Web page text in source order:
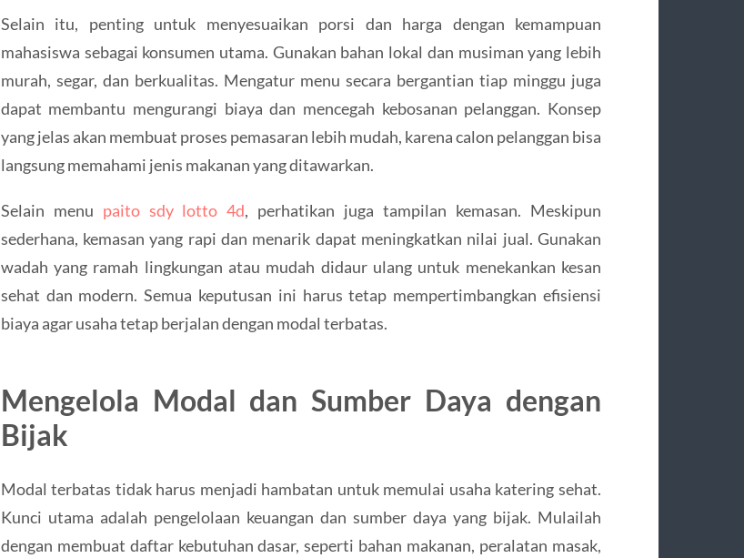
Selain itu, penting untuk menyesuaikan porsi dan harga dengan kemampuan
mahasiswa sebagai konsumen utama. Gunakan bahan lokal dan musiman yang lebih
murah, segar, dan berkualitas. Mengatur menu secara bergantian tiap minggu juga
dapat membantu mengurangi biaya dan mencegah kebosanan pelanggan. Konsep
yang jelas akan membuat proses pemasaran lebih mudah, karena calon pelanggan bisa
langsung memahami jenis makanan yang ditawarkan.
Selain menu paito sdy lotto 4d, perhatikan juga tampilan kemasan. Meskipun
sederhana, kemasan yang rapi dan menarik dapat meningkatkan nilai jual. Gunakan
wadah yang ramah lingkungan atau mudah didaur ulang untuk menekankan kesan
sehat dan modern. Semua keputusan ini harus tetap mempertimbangkan efisiensi
biaya agar usaha tetap berjalan dengan modal terbatas.
Mengelola Modal dan Sumber Daya dengan
Bijak
Modal terbatas tidak harus menjadi hambatan untuk memulai usaha katering sehat.
Kunci utama adalah pengelolaan keuangan dan sumber daya yang bijak. Mulailah
dengan membuat daftar kebutuhan dasar, seperti bahan makanan, peralatan masak,